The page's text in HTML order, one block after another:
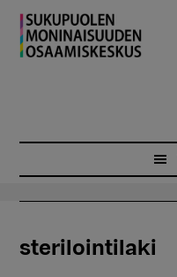
Hyppää
pääsisältöön
sterilointilaki